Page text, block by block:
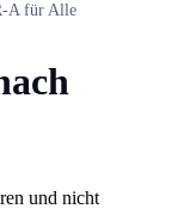
A für Alle
und nicht